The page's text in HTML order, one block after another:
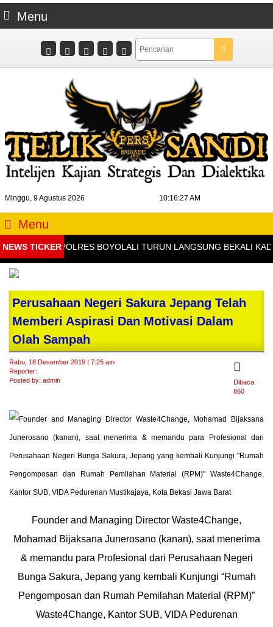
Menu
Minggu, 9 Agustus 2026 10:16:28 AM
Menu
NEWS TICKERKAPOLRES BOYOLALI TURUN LANGSUNG BEKALI
Perusahaan Negeri Sakura Jepang Telah
Memberi Aspirasi Dan Motivasi Dalam
Olah Sampah
Rabu, 18 Desember 2019 | 7:25 am
Reporter:
Posted by: admin
Dibaca:
860
Founder and Managing Director Waste4Change,
Mohamad Bijaksana Junerosano (kanan), saat menerima
& memandu para Profesional dari Perusahaan Negeri
Bunga Sakura, Jepang yang kembali Kunjungi “Rumah
Pengomposan dan Rumah Pemilahan Material (RPM)”
Waste4Change, Kantor SUB, VIDA Pedurenan